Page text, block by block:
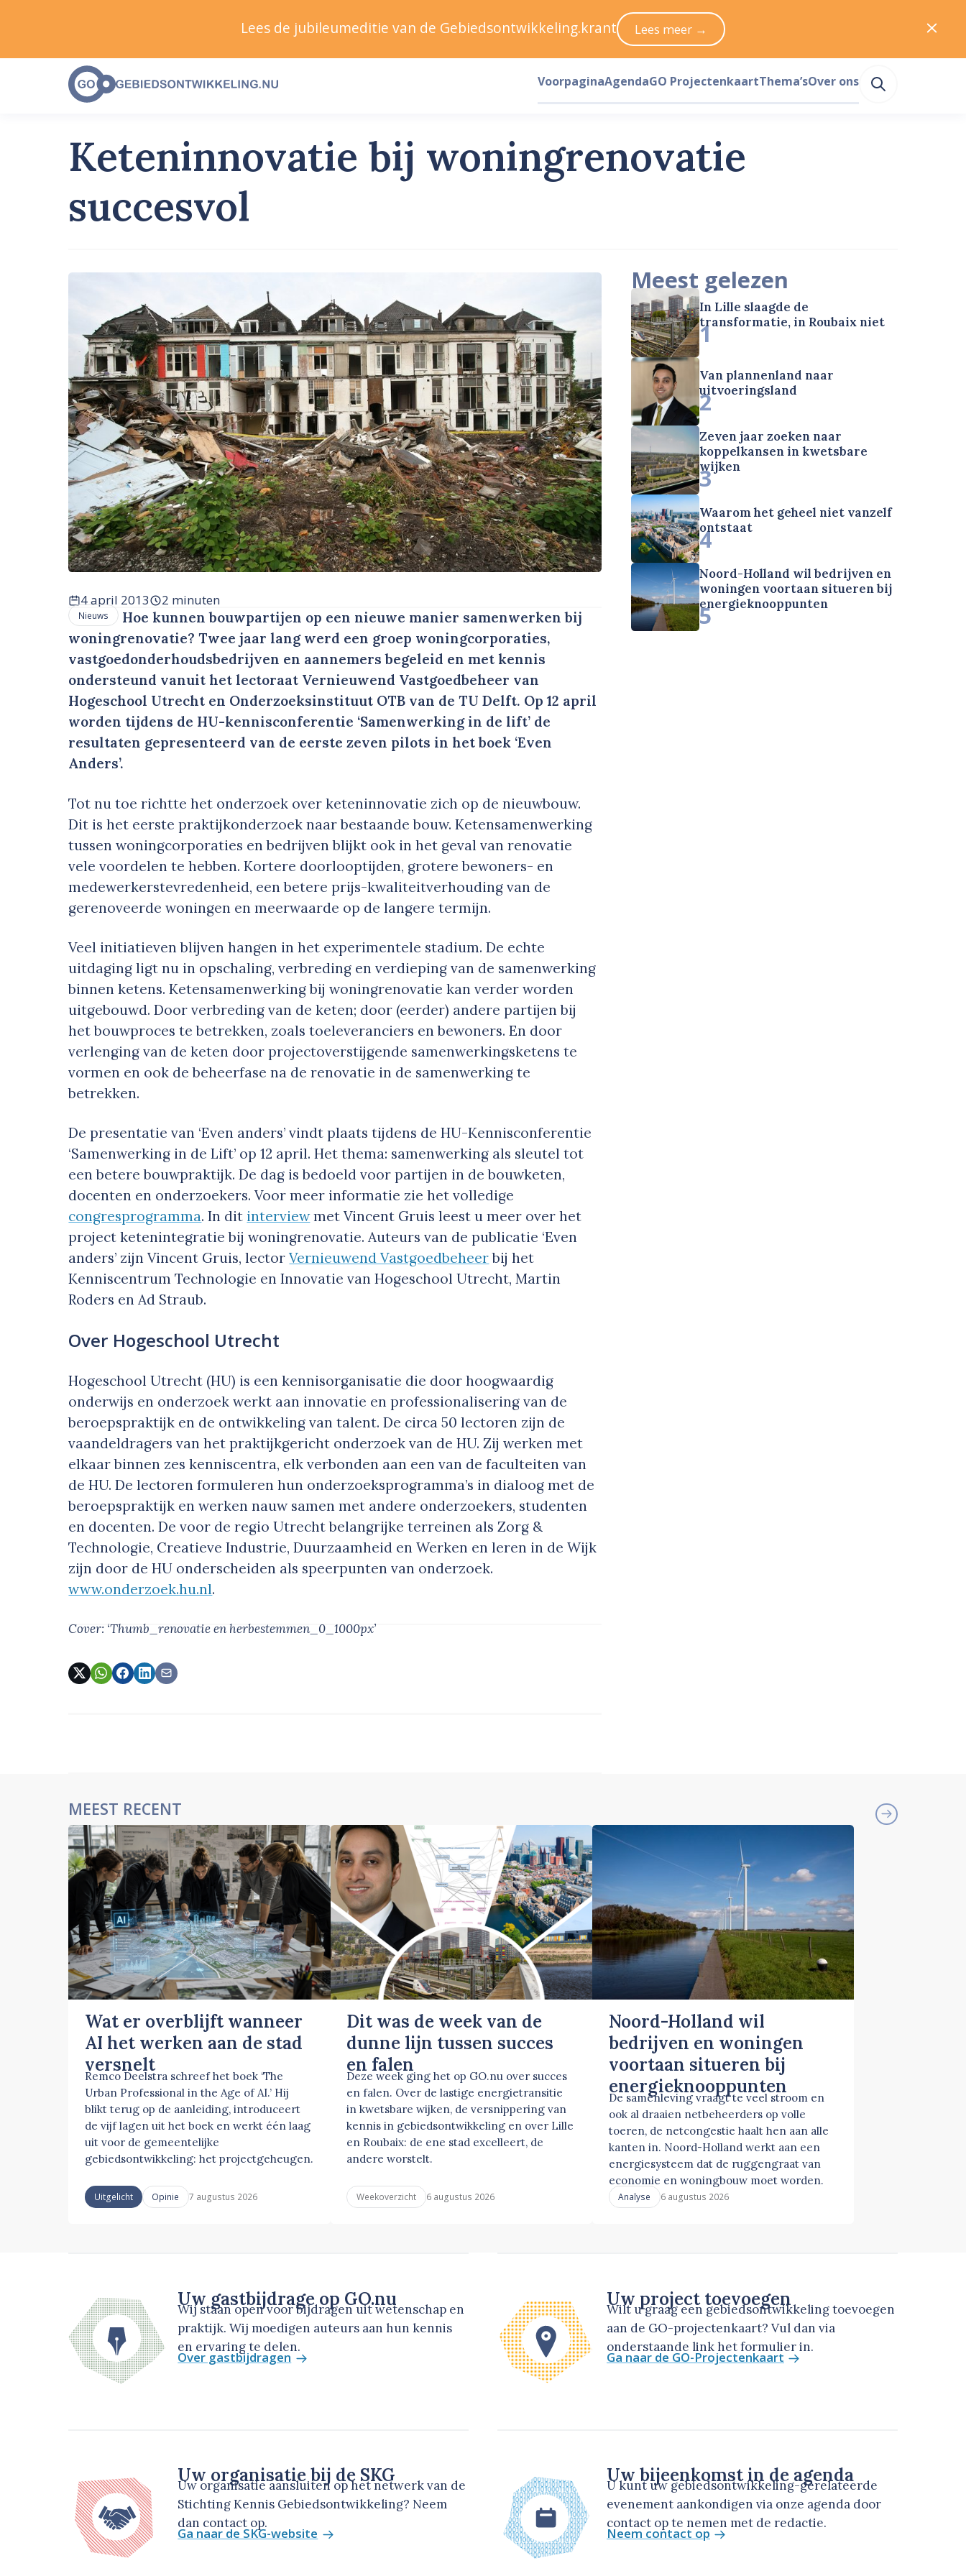
Keteninnovatie bij woningrenovatie
succesvol
4 april 2013 2 minuten
Nieuws
Hoe kunnen bouwpartijen op een nieuwe manier samenwerken bij
woningrenovatie? Twee jaar lang werd een groep woningcorporaties,
vastgoedonderhoudsbedrijven en aannemers begeleid en met kennis
ondersteund vanuit het lectoraat Vernieuwend Vastgoedbeheer van
Hogeschool Utrecht en Onderzoeksinstituut OTB van de TU Delft. Op 12 april
worden tijdens de HU-kennisconferentie ‘Samenwerking in de lift’ de
resultaten gepresenteerd van de eerste zeven pilots in het boek ‘Even
Anders’.
Tot nu toe richtte het onderzoek over keteninnovatie zich op de nieuwbouw.
Dit is het eerste praktijkonderzoek naar bestaande bouw. Ketensamenwerking
tussen woningcorporaties en bedrijven blijkt ook in het geval van renovatie
vele voordelen te hebben. Kortere doorlooptijden, grotere bewoners- en
medewerkerstevredenheid, een betere prijs-kwaliteitverhouding van de
gerenoveerde woningen en meerwaarde op de langere termijn.
Veel initiatieven blijven hangen in het experimentele stadium. De echte
uitdaging ligt nu in opschaling, verbreding en verdieping van de samenwerking
binnen ketens. Ketensamenwerking bij woningrenovatie kan verder worden
uitgebouwd. Door verbreding van de keten; door (eerder) andere partijen bij
het bouwproces te betrekken, zoals toeleveranciers en bewoners. En door
verlenging van de keten door projectoverstijgende samenwerkingsketens te
vormen en ook de beheerfase na de renovatie in de samenwerking te
betrekken.
De presentatie van ‘Even anders’ vindt plaats tijdens de HU-Kennisconferentie
‘Samenwerking in de Lift’ op 12 april. Het thema: samenwerking als sleutel tot
een betere bouwpraktijk. De dag is bedoeld voor partijen in de bouwketen,
docenten en onderzoekers. Voor meer informatie zie het volledige
congresprogramma. In dit interviewmet Vincent Gruis leest u meer over het
project ketenintegratie bij woningrenovatie. Auteurs van de publicatie ‘Even
anders’ zijn Vincent Gruis, lectorVernieuwend Vastgoedbeheerbij het
Kenniscentrum Technologie en Innovatie van Hogeschool Utrecht, Martin
Roders en Ad Straub.
Over Hogeschool Utrecht
Hogeschool Utrecht (HU) is een kennisorganisatie die door hoogwaardig
onderwijs en onderzoek werkt aan innovatie en professionalisering van de
beroepspraktijk en de ontwikkeling van talent. De circa 50 lectoren zijn de
vaandeldragers van het praktijkgericht onderzoek van de HU. Zij werken met
elkaar binnen zes kenniscentra, elk verbonden aan een van de faculteiten van
de HU. De lectoren formuleren hun onderzoeksprogramma’s in dialoog met de
beroepspraktijk en werken nauw samen met andere onderzoekers, studenten
en docenten. De voor de regio Utrecht belangrijke terreinen als Zorg &
Technologie, Creatieve Industrie, Duurzaamheid en Werken en leren in de Wijk
zijn door de HU onderscheiden als speerpunten van onderzoek.
www.onderzoek.hu.nl.
Cover: ‘Thumb_renovatie en herbestemmen_0_1000px’
Meest gelezen
In Lille slaagde de
transformatie, in Roubaix niet
1
Van plannenland naar
uitvoeringsland
2
Zeven jaar zoeken naar
koppelkansen in kwetsbare
wijken
3
Waarom het geheel niet vanzelf
ontstaat
4
Noord-Holland wil bedrijven en
woningen voortaan situeren bij
energieknooppunten
5
MEEST RECENT
Wat er overblijft wanneer
AI het werken aan de stad
versnelt
Remco Deelstra schreef het boek ‘The
Urban Professional in the Age of AI.’ Hij
blikt terug op de aanleiding, introduceert
de vijf lagen uit het boek en werkt één laag
uit voor de gemeentelijke
gebiedsontwikkeling: het projectgeheugen.
Uitgelicht Opinie 7 augustus 2026
Dit was de week van de
dunne lijn tussen succes
en falen
Deze week ging het op GO.nu over succes
en falen. Over de lastige energietransitie
in kwetsbare wijken, de versnippering van
kennis in gebiedsontwikkeling en over Lille
en Roubaix: de ene stad excelleert, de
andere worstelt.
Weekoverzicht 6 augustus 2026
Noord-Holland wil
bedrijven en woningen
voortaan situeren bij
energieknooppunten
De samenleving vraagt te veel stroom en
ook al draaien netbeheerders op volle
toeren, de netcongestie haalt hen aan alle
kanten in. Noord-Holland werkt aan een
energiesysteem dat de ruggengraat van
economie en woningbouw moet worden.
Analyse 6 augustus 2026
Uw gastbijdrage op GO.nu
Wij staan open voor bijdragen uit wetenschap en
praktijk. Wij moedigen auteurs aan hun kennis
en ervaring te delen.
Over gastbijdragen
Uw project toevoegen
Wilt u graag een gebiedsontwikkeling toevoegen
aan de GO-projectenkaart? Vul dan via
onderstaande link het formulier in.
Ga naar de GO-Projectenkaart
Uw organisatie bij de SKG
Uw organisatie aansluiten op het netwerk van de
Stichting Kennis Gebiedsontwikkeling? Neem
dan contact op.
Ga naar de SKG-website
Uw bijeenkomst in de agenda
U kunt uw gebiedsontwikkeling-gerelateerde
evenement aankondigen via onze agenda door
contact op te nemen met de redactie.
Neem contact op
Lees de jubileumeditie van de Gebiedsontwikkeling.krant Lees meer →
VoorpaginaAgendaGO ProjectenkaartThema’sOver ons